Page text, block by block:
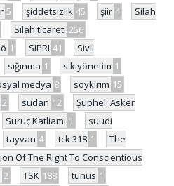
5 şiddetsizlik 45 şiir 4
Silah
Silah ticareti 256
1 SIPRI 41
Sivil
sığınma 1 sıkıyönetim 1
medya 8 soykırım 15
2 sudan 12
Şüpheli Asker
Suruç Katliamı 1
suudi
tayvan 4 tck 318 1
The
Of The Right To Conscientious
2 TSK 188 tunus 1